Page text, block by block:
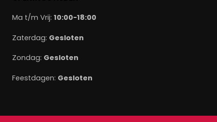
Ma t/m Vrij: 10:00-18:00
Zaterdag: Gesloten
Zondag: Gesloten
Feestdagen: Gesloten